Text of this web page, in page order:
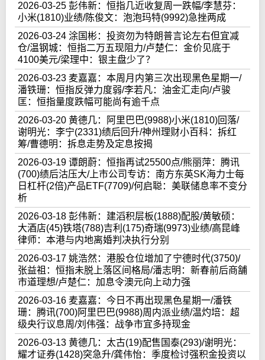
2026-03-25 彭伟新：恒指几近收复周一跌幅/李慧芬：
小米(1810)业绩/陈俊文：泡泡玛特(9992)急挫两成
2026-03-24 涂国彬：投资勿为特朗普言论左右但宜减
仓/温钢城：恒指二万五现阻力/卢楚仁：金价见底于
4100美元/梁理中：银主盘少了？
2026-03-23 麦嘉嘉：本周月内第三次出现黑色星期一/
潘铁珊：恒指反弹力度弱/李若凡：油金汇走向/卢骏
匡：恒指量度跌幅可能尚有逾千点
2026-03-20 黄德几：阿里巴巴(9988)小米(1810)回落/
谢明光：李宁(2331)绩后回升/神州理财小百科：拆红
筹/曹德明：拆息走势及定息按揭
2026-03-19 谭朗蔚：恒指再试25500点/熊丽萍：腾讯
(700)绩后沽压大/上市公司专访：南方东英SK海力士每
日杠杆(2倍)产品ETF(7709)/何启聪：美联储息率不变分
析
2026-03-18 彭伟新：建滔积层板(1888)配股/黄敏硕：
大酒店(45)铁塔(788)吉利(175)奇瑞(9973)业绩/高昆峰
律师：本港与内地离婚判决执行分别
2026-03-17 姚浩然：港股仓位增加了宁德时代(3750)/
张益祖：恒指未脱上落区间格局/潘志明：新春前后商舗
市道理想/卢楚仁：加息令澳元向上动力强
2026-03-16 麦嘉嘉：今日不再出现黑色星期一/潘铁
珊：腾讯(700)阿里巴巴(9988)周内派业绩/温灼培：超
级央行议息周/刘伟强：战争市宜多持现金
2026-03-13 黄德几：太古(19)配售国泰(293)/谢明光：
耀才证券(1428)突急升/龚伟怡：季度检讨强积金投资以